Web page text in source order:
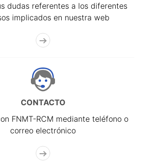
dudas referentes a los diferentes
implicados en nuestra web
CONTACTO
FNMT-RCM mediante teléfono o
correo electrónico